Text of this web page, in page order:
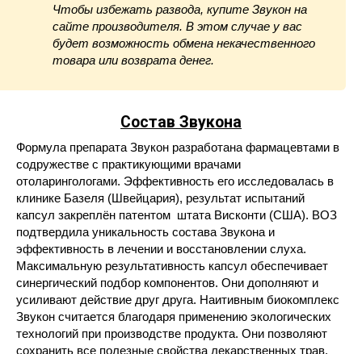
Чтобы избежать развода, купите Звукон на
сайте производителя. В этом случае у вас
будет возможность обмена некачественного
товара или возврата денег.
Состав Звукона
Формула препарата Звукон разработана фармацевтами в
содружестве с практикующими врачами
отоларингологами. Эффективность его исследовалась в
клинике Базеля (Швейцария), результат испытаний
капсул закреплён патентом штата Висконти (США). ВОЗ
подтвердила уникальность состава Звукона и
эффективность в лечении и восстановлении слуха.
Максимальную результативность капсул обеспечивает
синергический подбор компонентов. Они дополняют и
усиливают действие друг друга. Наитивным биокомплекс
Звукон считается благодаря применению экологических
технологий при производстве продукта. Они позволяют
сохранить все полезные свойства лекарственных трав,